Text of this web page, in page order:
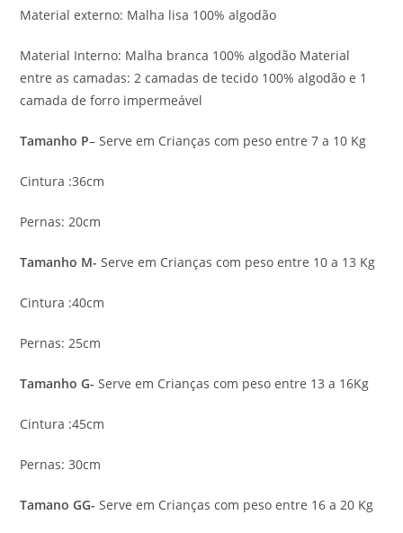
Material externo: Malha lisa 100% algodão
Material Interno: Malha branca 100% algodão Material
entre as camadas: 2 camadas de tecido 100% algodão e 1
camada de forro impermeável
Tamanho P– Serve em Crianças com peso entre 7 a 10 Kg
Cintura :36cm
Pernas: 20cm
Tamanho M- Serve em Crianças com peso entre 10 a 13 Kg
Cintura :40cm
Pernas: 25cm
Tamanho G- Serve em Crianças com peso entre 13 a 16Kg
Cintura :45cm
Pernas: 30cm
Tamano GG- Serve em Crianças com peso entre 16 a 20 Kg